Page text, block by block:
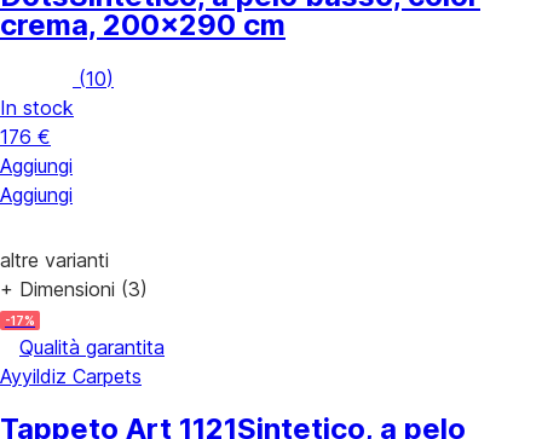
crema, 200x290 cm
(10)
In stock
176 €
Aggiungi
Aggiungi
altre varianti
+ Dimensioni (3)
-17%
Qualità garantita
Ayyildiz Carpets
Tappeto Art 1121Sintetico, a pelo